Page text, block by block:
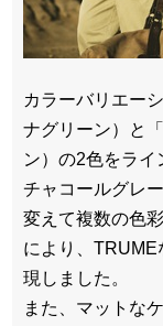
カラーバリエー
ナグリーン）と
ン）の2色をライ
チャコールグレ
変えて複数の色
により、
現しました。
また、マットな